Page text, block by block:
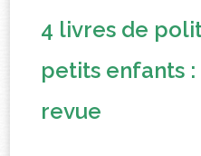
4 livres de
petits enfants
revue